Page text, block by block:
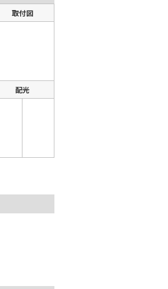
取付図
配光